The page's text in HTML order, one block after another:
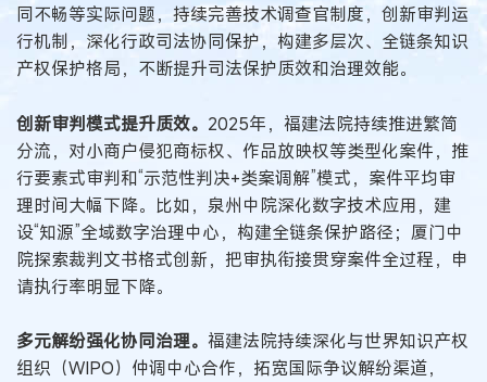
同不畅等实际问题，持续完善技术调查官制度，创新审判运
行机制，深化行政司法协同保护，构建多层次、全链条知识
产权保护格局，不断提升司法保护质效和治理效能。
创新审判模式提升质效。 2025年，福建法院持续推进繁简
分流，对小商户侵犯商标权、作品放映权等类型化案件，推
行要素式审判和“示范性判决+类案调解”模式，案件平均审
理时间大幅下降。比如，泉州中院深化数字技术应用，建
设“知源”全域数字治理中心，构建全链条保护路径；厦门中
院探索裁判文书格式创新，把审执衔接贯穿案件全过程，申
请执行率明显下降。
多元解纷强化协同治理。 福建法院持续深化与世界知识产权
组织（WIPO）仲调中心合作，拓宽国际争议解纷渠道，